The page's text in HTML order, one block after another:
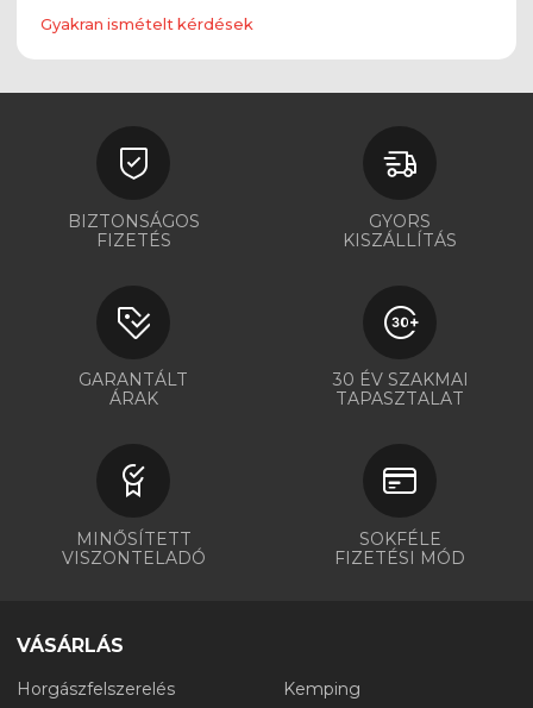
Gyakran ismételt kérdések
BIZTONSÁGOS
FIZETÉS
GYORS
KISZÁLLÍTÁS
GARANTÁLT
ÁRAK
30 ÉV SZAKMAI
TAPASZTALAT
MINŐSÍTETT
VISZONTELADÓ
SOKFÉLE
FIZETÉSI MÓD
VÁSÁRLÁS
Horgászfelszerelés
Kemping